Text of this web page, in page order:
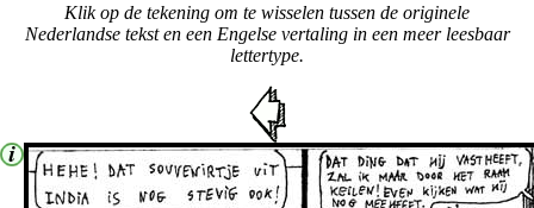
Klik op de tekening om te wisselen tussen de originele
Nederlandse tekst en een Engelse vertaling in een meer leesbaar
lettertype.